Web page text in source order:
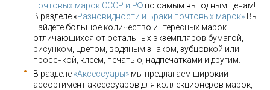
почтовых марок СССР и РФ по самым выгодным ценам!
В разделе «Разновидности и Браки почтовых марок» Вы
найдете большое количество интересных марок
отличающихся от остальных экземпляров бумагой,
рисунком, цветом, водяным знаком, зубцовкой или
просечкой, клеем, печатью, надпечатками и другим.
В разделе «Аксессуары» мы предлагаем широкий
ассортимент аксессуаров для коллекционеров марок,